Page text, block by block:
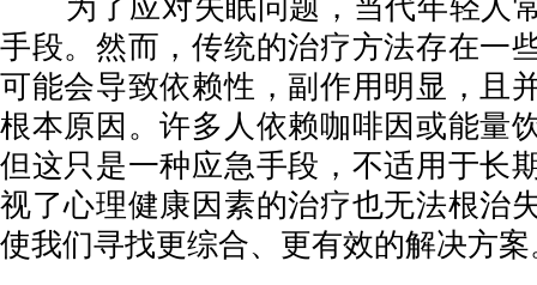
为了应对失眠问题，当代年轻人
手段。然而，传统的治疗方法存在一
可能会导致依赖性，副作用明显，且
根本原因。许多人依赖咖啡因或能量
但这只是一种应急手段，不适用于长
视了心理健康因素的治疗也无法根治
使我们寻找更综合、更有效的解决方案